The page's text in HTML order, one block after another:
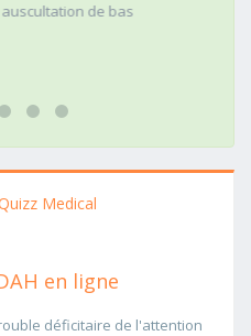
de bas
Medical
en ligne
déficitaire de l'attention